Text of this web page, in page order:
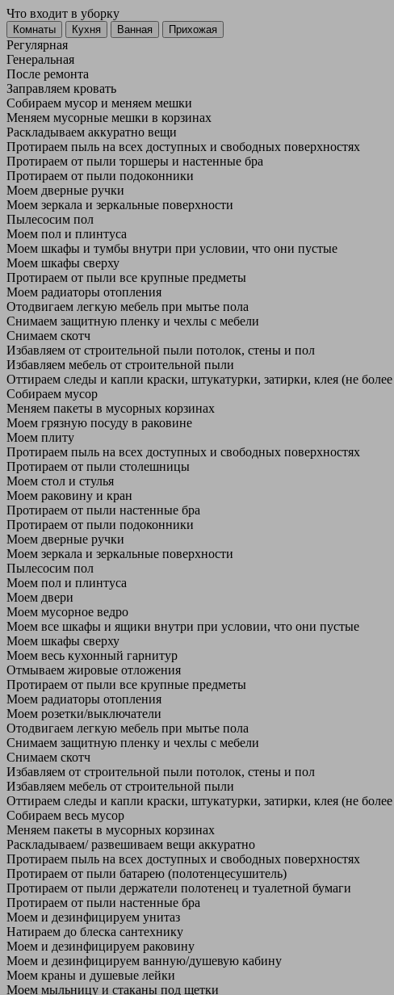
Что входит в уборку
Регу­лярная
Гене­ральная
После ремонта
Заправляем кровать
Собираем мусор и меняем мешки
Меняем мусорные мешки в корзинах
Раскладываем аккуратно вещи
Протираем пыль на всех доступных и свободных поверхностях
Протираем от пыли торшеры и настенные бра
Протираем от пыли подоконники
Моем дверные ручки
Моем зеркала и зеркальные поверхности
Пылесосим пол
Моем пол и плинтуса
Моем шкафы и тумбы внутри при условии, что они пустые
Моем шкафы сверху
Протираем от пыли все крупные предметы
Моем радиаторы отопления
Отодвигаем легкую мебель при мытье пола
Снимаем защитную пленку и чехлы с мебели
Снимаем скотч
Избавляем от строительной пыли потолок, стены и пол
Избавляем мебель от строительной пыли
Оттираем следы и капли краски, штукатурки, затирки, клея (не
Собираем мусор
Меняем пакеты в мусорных корзинах
Моем грязную посуду в раковине
Моем плиту
Протираем пыль на всех доступных и свободных поверхностях
Протираем от пыли столешницы
Моем стол и стулья
Моем раковину и кран
Протираем от пыли настенные бра
Протираем от пыли подоконники
Моем дверные ручки
Моем зеркала и зеркальные поверхности
Пылесосим пол
Моем пол и плинтуса
Моем двери
Моем мусорное ведро
Моем все шкафы и ящики внутри при условии, что они пустые
Моем шкафы сверху
Моем весь кухонный гарнитур
Отмываем жировые отложения
Протираем от пыли все крупные предметы
Моем радиаторы отопления
Моем розетки/выключатели
Отодвигаем легкую мебель при мытье пола
Снимаем защитную пленку и чехлы с мебели
Снимаем скотч
Избавляем от строительной пыли потолок, стены и пол
Избавляем мебель от строительной пыли
Оттираем следы и капли краски, штукатурки, затирки, клея (не
Собираем весь мусор
Меняем пакеты в мусорных корзинах
Раскладываем/ развешиваем вещи аккуратно
Протираем пыль на всех доступных и свободных поверхностях
Протираем от пыли батарею (полотенцесушитель)
Протираем от пыли держатели полотенец и туалетной бумаги
Протираем от пыли настенные бра
Моем и дезинфицируем унитаз
Натираем до блеска сантехнику
Моем и дезинфицируем раковину
Моем и дезинфицируем ванную/душевую кабину
Моем краны и душевые лейки
Моем мыльницу и стаканы под щетки